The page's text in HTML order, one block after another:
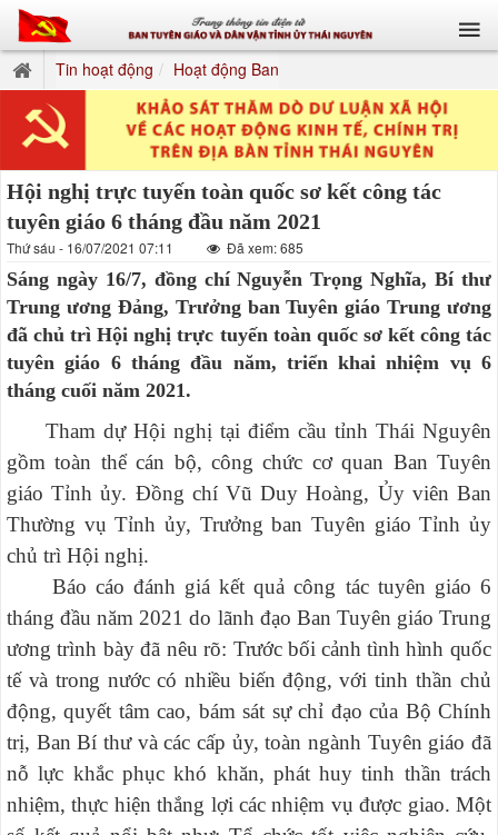
Tin hoạt động Hoạt động Ban
Hội nghị trực tuyến toàn quốc sơ kết công tác
tuyên giáo 6 tháng đầu năm 2021
Thứ sáu - 16/07/2021 07:11 Đã xem: 685
Sáng ngày 16/7, đồng chí Nguyễn Trọng Nghĩa, Bí thư
Trung ương Đảng, Trưởng ban Tuyên giáo Trung ương
đã chủ trì Hội nghị trực tuyến toàn quốc sơ kết công tác
tuyên giáo 6 tháng đầu năm, triển khai nhiệm vụ 6
tháng cuối năm 2021.
Tham dự Hội nghị tại điểm cầu tỉnh Thái Nguyên
gồm toàn thể cán bộ, công chức cơ quan Ban Tuyên
giáo Tỉnh ủy. Đồng chí Vũ Duy Hoàng, Ủy viên Ban
Thường vụ Tỉnh ủy, Trưởng ban Tuyên giáo Tỉnh ủy
chủ trì Hội nghị.
Báo cáo đánh giá kết quả công tác tuyên giáo 6
tháng đầu năm 2021 do lãnh đạo Ban Tuyên giáo Trung
ương trình bày đã nêu rõ: Trước bối cảnh tình hình quốc
tế và trong nước có nhiều biến động,với tinh thần chủ
động, quyết tâm cao, bám sát sự chỉ đạo của Bộ Chính
trị, Ban Bí thư và các cấp ủy, toàn ngành Tuyên giáo đã
nỗ lực khắc phục khó khăn, phát huy tinh thần trách
nhiệm, thực hiện thắng lợi các nhiệm vụ được giao. Một